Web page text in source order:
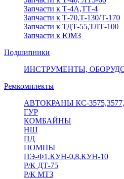
Запчасти к Т-4А,ТТ-4
Запчасти к Т-70,Т-130/Т-170
Запчасти к ТДТ-55,ТЛТ-100
Запчасти к ЮМЗ
Подшипники
ИНСТРУМЕНТЫ,
Ремкомплекты
АВТОКРАНЫ КС-
ГУР
КОМБАЙНЫ
НШ
ПД
ПОМПЫ
ПЭ-Ф1,КУН-0,8,КУН-10
Р/К ДТ-75
Р/К МТЗ